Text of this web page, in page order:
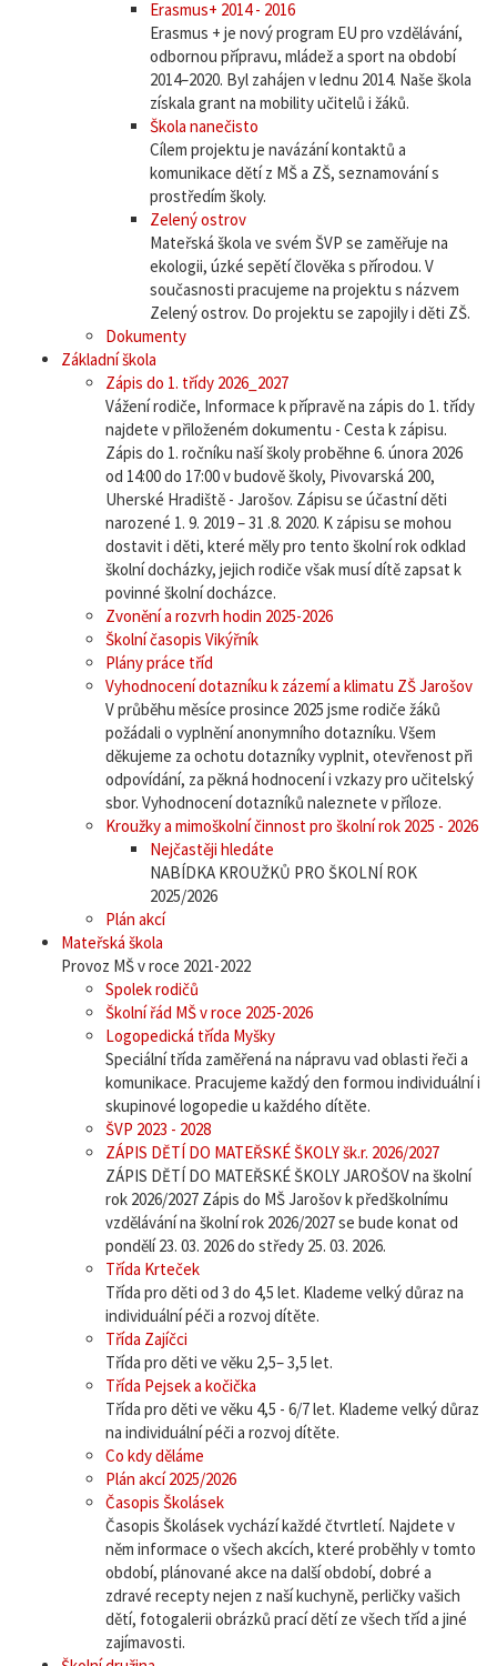
Erasmus+ 2014 - 2016
Erasmus + je nový program EU pro vzdělávání,
odbornou přípravu, mládež a sport na období
2014–2020. Byl zahájen v lednu 2014. Naše škola
získala grant na mobility učitelů i žáků.
Škola nanečisto
Cílem projektu je navázání kontaktů a
komunikace dětí z MŠ a ZŠ, seznamování s
prostředím školy.
Zelený ostrov
Mateřská škola ve svém ŠVP se zaměřuje na
ekologii, úzké sepětí člověka s přírodou. V
současnosti pracujeme na projektu s názvem
Zelený ostrov. Do projektu se zapojily i děti ZŠ.
Dokumenty
Základní škola
Zápis do 1. třídy 2026_2027
Vážení rodiče, Informace k přípravě na zápis do 1. třídy
najdete v přiloženém dokumentu - Cesta k zápisu.
Zápis do 1. ročníku naší školy proběhne 6. února 2026
od 14:00 do 17:00 v budově školy, Pivovarská 200,
Uherské Hradiště - Jarošov. Zápisu se účastní děti
narozené 1. 9. 2019 – 31 .8. 2020. K zápisu se mohou
dostavit i děti, které měly pro tento školní rok odklad
školní docházky, jejich rodiče však musí dítě zapsat k
povinné školní docházce.
Zvonění a rozvrh hodin 2025-2026
Školní časopis Vikýřník
Plány práce tříd
Vyhodnocení dotazníku k zázemí a klimatu ZŠ Jarošov
V průběhu měsíce prosince 2025 jsme rodiče žáků
požádali o vyplnění anonymního dotazníku. Všem
děkujeme za ochotu dotazníky vyplnit, otevřenost při
odpovídání, za pěkná hodnocení i vzkazy pro učitelský
sbor. Vyhodnocení dotazníků naleznete v příloze.
Kroužky a mimoškolní činnost pro školní rok 2025 - 2026
Nejčastěji hledáte
NABÍDKA KROUŽKŮ PRO ŠKOLNÍ ROK
2025/2026
Plán akcí
Mateřská škola
Provoz MŠ v roce 2021-2022
Spolek rodičů
Školní řád MŠ v roce 2025-2026
Logopedická třída Myšky
Speciální třída zaměřená na nápravu vad oblasti řeči a
komunikace. Pracujeme každý den formou individuální i
skupinové logopedie u každého dítěte.
ŠVP 2023 - 2028
ZÁPIS DĚTÍ DO MATEŘSKÉ ŠKOLY šk.r. 2026/2027
ZÁPIS DĚTÍ DO MATEŘSKÉ ŠKOLY JAROŠOV na školní
rok 2026/2027 Zápis do MŠ Jarošov k předškolnímu
vzdělávání na školní rok 2026/2027 se bude konat od
pondělí 23. 03. 2026 do středy 25. 03. 2026.
Třída Krteček
Třída pro děti od 3 do 4,5 let. Klademe velký důraz na
individuální péči a rozvoj dítěte.
Třída Zajíčci
Třída pro děti ve věku 2,5– 3,5 let.
Třída Pejsek a kočička
Třída pro děti ve věku 4,5 - 6/7 let. Klademe velký důraz
na individuální péči a rozvoj dítěte.
Co kdy děláme
Plán akcí 2025/2026
Časopis Školásek
Časopis Školásek vychází každé čtvrtletí. Najdete v
něm informace o všech akcích, které proběhly v tomto
období, plánované akce na další období, dobré a
zdravé recepty nejen z naší kuchyně, perličky vašich
dětí, fotogalerii obrázků prací dětí ze všech tříd a jiné
zajímavosti.